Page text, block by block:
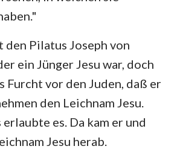
den Pilatus Joseph von
ein Jünger Jesu war, doch
Furcht vor den Juden, daß er
den Leichnam Jesu.
es. Da kam er und
Jesu herab.